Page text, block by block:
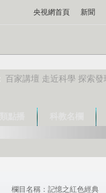
央視網首頁 新聞
百家講壇 走近科學 探索發
欄目名稱：記憶之紅色經典